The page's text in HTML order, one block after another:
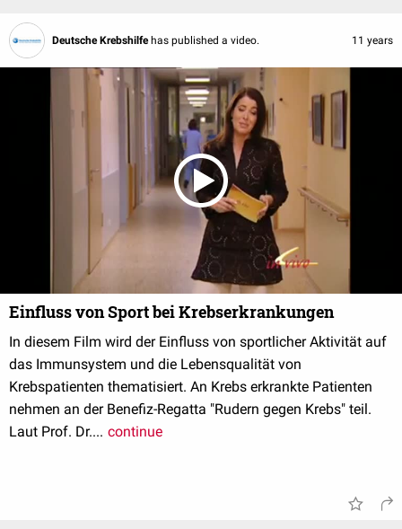
Deutsche Krebshilfe has published a video. 11 years
Einfluss von Sport bei Krebserkrankungen
In diesem Film wird der Einfluss von sportlicher Aktivität auf
das Immunsystem und die Lebensqualität von
Krebspatienten thematisiert. An Krebs erkrankte Patienten
nehmen an der Benefiz-Regatta "Rudern gegen Krebs" teil.
Laut Prof. Dr.... continue